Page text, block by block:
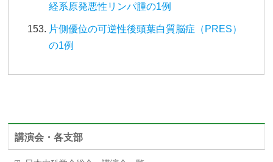
経系原発悪性リンパ腫の1例
片側優位の可逆性後頭葉白質脳症（PRES）
の1例
講演会・各支部